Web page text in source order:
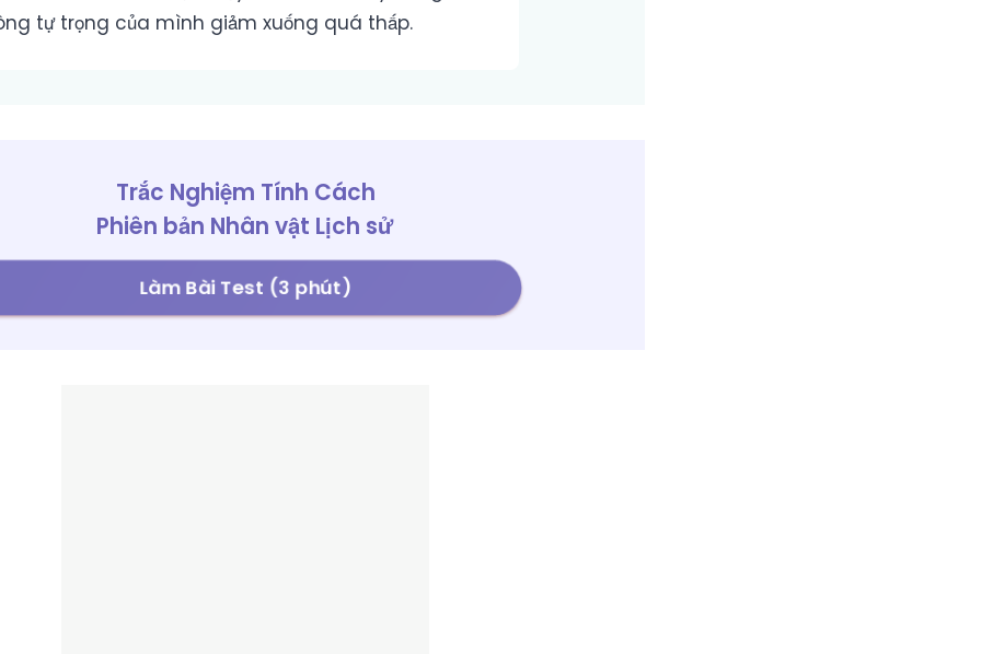
tự trọng của mình giảm xuống quá thấp.
Trắc Nghiệm Tính Cách
Phiên bản Nhân vật Lịch sử
Làm Bài Test (3 phút)